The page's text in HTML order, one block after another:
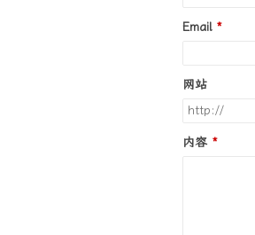
Email
网站
内容